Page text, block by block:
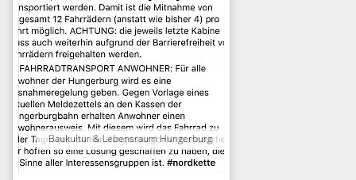
Baukultur & Lebensraum Hungerburg